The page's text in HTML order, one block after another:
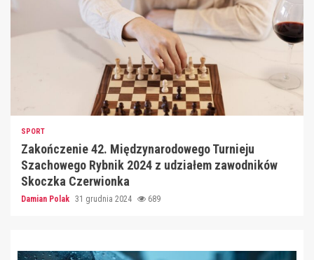
SPORT
Zakończenie 42. Międzynarodowego Turnieju
Szachowego Rybnik 2024 z udziałem zawodników
Skoczka Czerwionka
Damian Polak 31 grudnia 2024 689